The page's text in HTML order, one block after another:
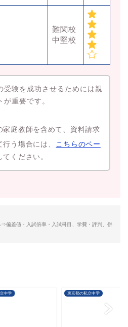
難関校
中堅校
受験を成功させるためには親
が重要です。
家庭教師を含めて、資料請求
う場合には、
こちらのペー
てください。
偏差値・入試倍率・入試科目、学費・評判、併
中学 東京都の私立中学